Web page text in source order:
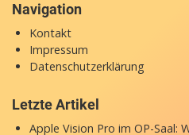
Navigation
Kontakt
Impressum
Datenschutzerklärung
Letzte Artikel
Apple Vision Pro im OP-Saal: